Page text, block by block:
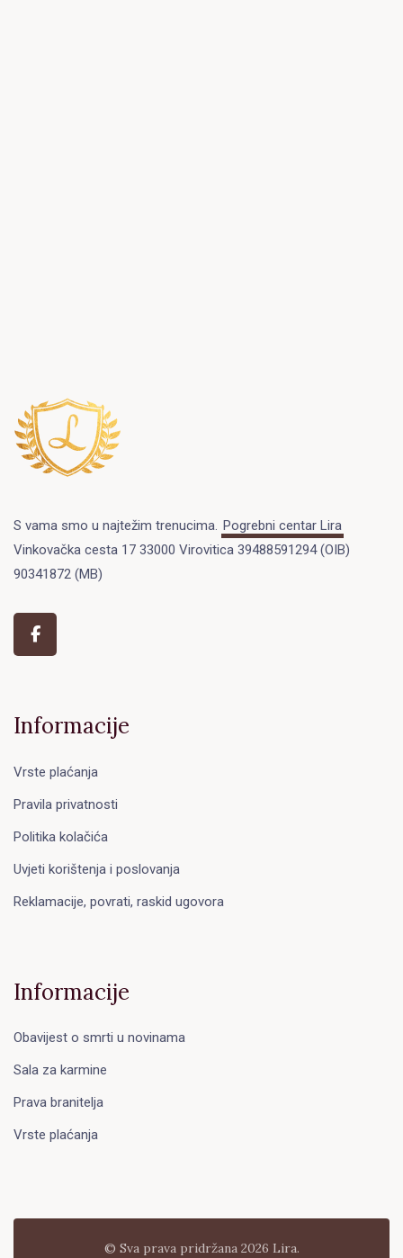
S vama smo u najtežim trenucima. Pogrebni centar Lira
Vinkovačka cesta 17 33000 Virovitica 39488591294 (OIB)
90341872 (MB)
Informacije
Vrste plaćanja
Pravila privatnosti
Politika kolačića
Uvjeti korištenja i poslovanja
Reklamacije, povrati, raskid ugovora
Informacije
Obavijest o smrti u novinama
Sala za karmine
Prava branitelja
Vrste plaćanja
© Sva prava pridržana 2026 Lira.